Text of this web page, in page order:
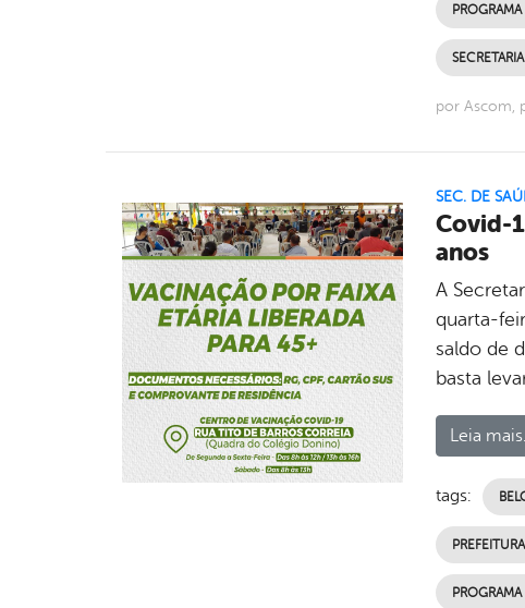
por Ascom,
SEC. DE
Covid-
anos
A
quarta-
saldo de
basta
Leia
tags:
PREFEITURA